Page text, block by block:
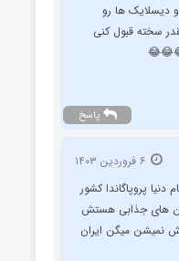
دیسلایک ها رو
سخته قبول کنی
پاسخ
۶ فروردین ۱۴۰۳
پروپاگاندا کشور
های جذابی هستش
نمیشن میگن ایران